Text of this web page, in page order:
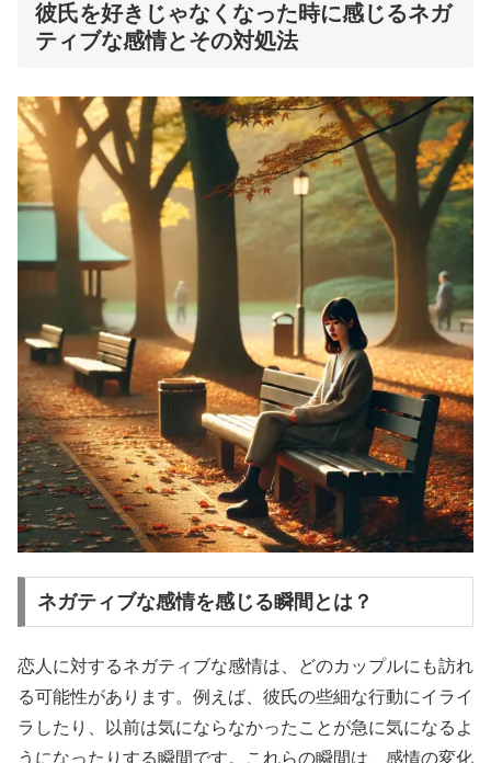
彼氏を好きじゃなくなった時に感じるネガ
ティブな感情とその対処法
ネガティブな感情を感じる瞬間とは？
恋人に対するネガティブな感情は、どのカップルにも訪れ
る可能性があります。例えば、彼氏の些細な行動にイライ
ラしたり、以前は気にならなかったことが急に気になるよ
うになったりする瞬間です。これらの瞬間は、感情の変化